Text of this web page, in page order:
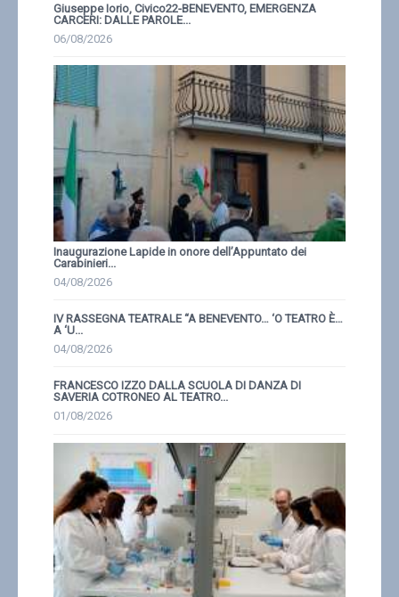
Giuseppe Iorio, Civico22-BENEVENTO, EMERGENZA
CARCERI: DALLE PAROLE...
06/08/2026
Inaugurazione Lapide in onore dell’Appuntato dei
Carabinieri...
04/08/2026
IV RASSEGNA TEATRALE “A BENEVENTO… ‘O TEATRO È…
A ‘U...
04/08/2026
FRANCESCO IZZO DALLA SCUOLA DI DANZA DI
SAVERIA COTRONEO AL TEATRO...
01/08/2026